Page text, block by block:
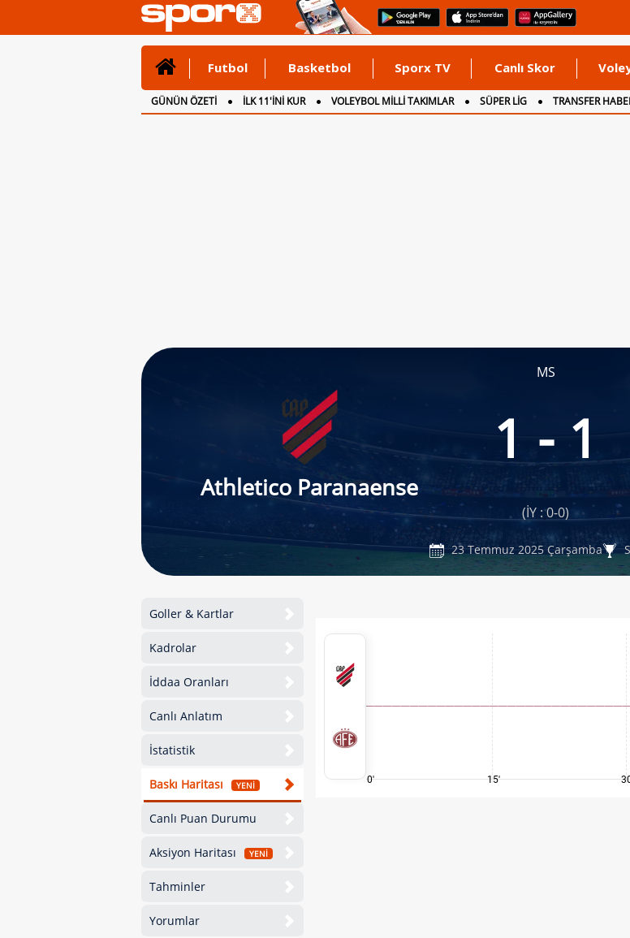
Futbol Basketbol Sporx TV Canlı Skor
GÜNÜN ÖZETİ İLK 11'İNİ KUR VOLEYBOL MİLLİ TAKIMLAR SÜPER LİG TRANSFER
CANLI ANLATIM
İNGİLTERE
MS
Athletico Paranaense
1 - 1
(İY : 0-0)
23 Temmuz 2025 Çarşamba
Goller & Kartlar
Kadrolar
İddaa Oranları
Canlı Anlatım
İstatistik
Baskı Haritası YENİ
Canlı Puan Durumu
Aksiyon Haritası YENİ
Tahminler
Yorumlar
0' 15'